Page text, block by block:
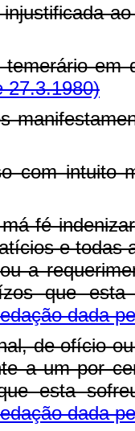
27.3.1980)
com intuito
fé
e todas
a
que
dada
de ofício
a um por
esta
dada